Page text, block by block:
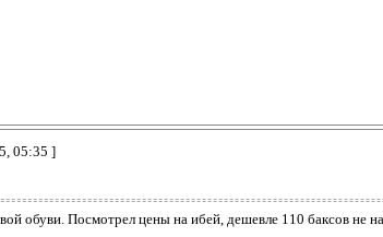
05:35 ]
обуви. Посмотрел цены на ибей, дешевле 110 баксов